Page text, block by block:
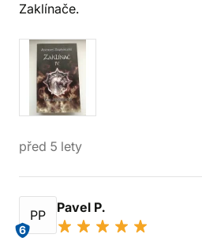
Zaklínače.
před 5 lety
PP
6
Pavel P.